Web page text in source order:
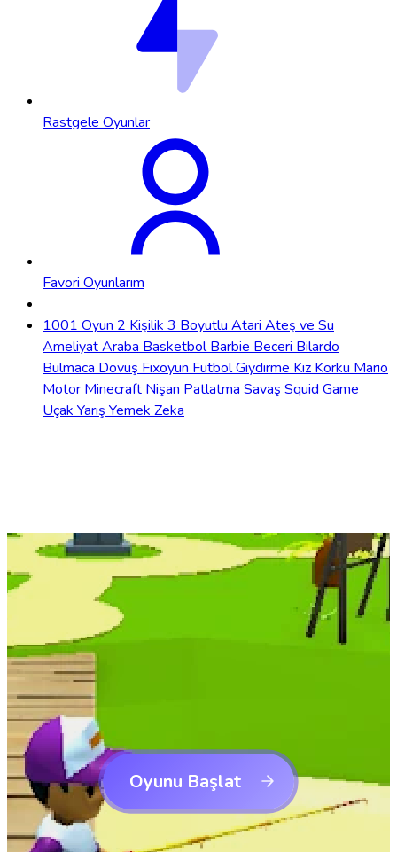
Rastgele Oyunlar
Favori Oyunlarım
1001 Oyun 2 Kişilik 3 Boyutlu Atari Ateş ve Su
AmeliyatAraba BasketbolBarbie Beceri Bilardo
Bulmaca Dövüş Fixoyun FutbolGiydirme Kız Korku Mario
Motor Minecraft Nişan Patlatma Savaş Squid Game
Uçak Yarış Yemek Zeka